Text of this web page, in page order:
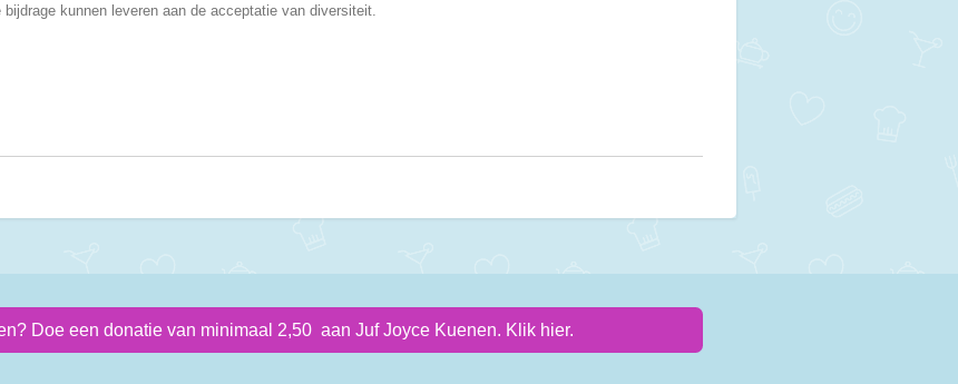
kunnen leveren aan de acceptatie van diversiteit.
Doe een donatie van minimaal 2,50 aan Juf Joyce Kuenen. Klik hier.